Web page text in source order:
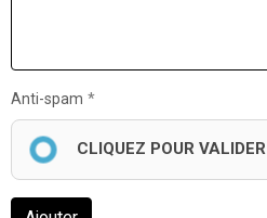
Anti-spam
CLIQUEZ POUR VALIDER